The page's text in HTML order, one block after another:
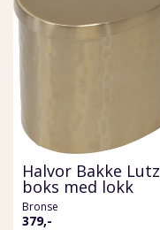
Halvor Bakke Lutz
boks med lokk
Bronse
379,-